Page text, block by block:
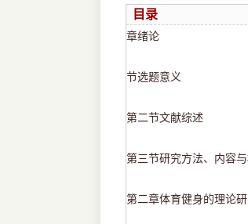
目录
章绪论
节选题意义
第二节文献综述
第三节研究方法、内容
第二章体育健身的理论